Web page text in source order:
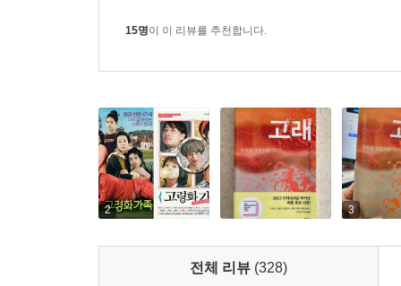
15명이 이 리뷰를 추천합니다.
2 3
전체 리뷰 (328)